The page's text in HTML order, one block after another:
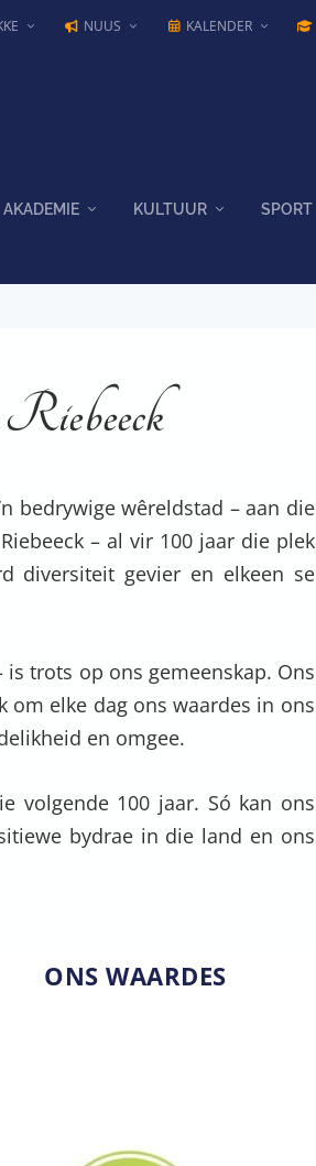
NUUS KALENDER
AKADEMIE KULTUUR SPORT
bedrywige wêreldstad – aan die
– al vir 100 jaar die plek
diversiteit gevier en elkeen se
is trots op ons gemeenskap. Ons
om elke dag ons waardes in ons
en omgee.
volgende 100 jaar. Só kan ons
bydrae in die land en ons
ONS WAARDES